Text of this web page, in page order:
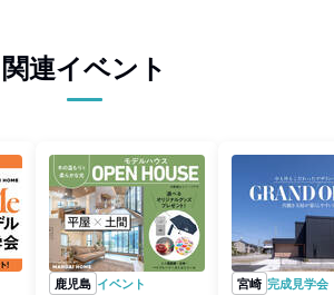
関連イベント
鹿児島 イベント 宮崎 完成見学会